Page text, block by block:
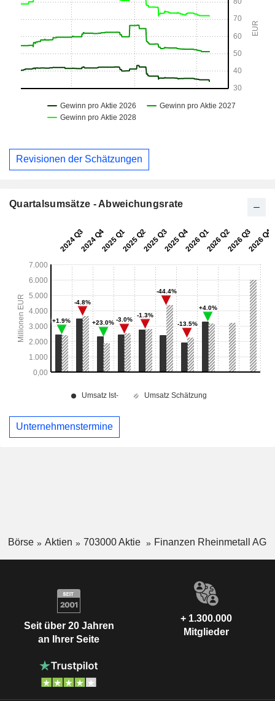
Revisionen der Schätzungen
Quartalsumsätze - Abweichungsrate
Unternehmenstermine
Börse Aktien 703000 Aktie Finanzen Rheinmetall AG
Seit über 20 Jahren
an Ihrer Seite
+ 1.300.000
Mitglieder